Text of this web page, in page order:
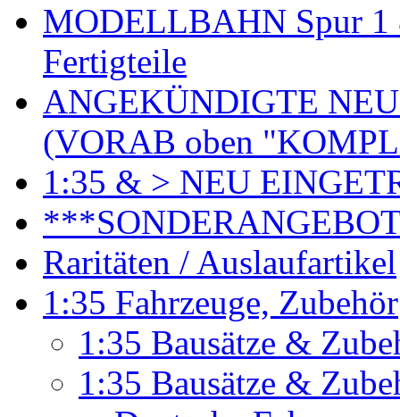
MODELLBAHN Spur 1
Fertigteile
ANGEKÜNDIGTE
(VORAB oben
1:35 & > NEU
Raritäten / Auslaufartikel
1:35 Fahrzeuge, Zubehör
1:35 Bausätze &
1:35 Bausätze &